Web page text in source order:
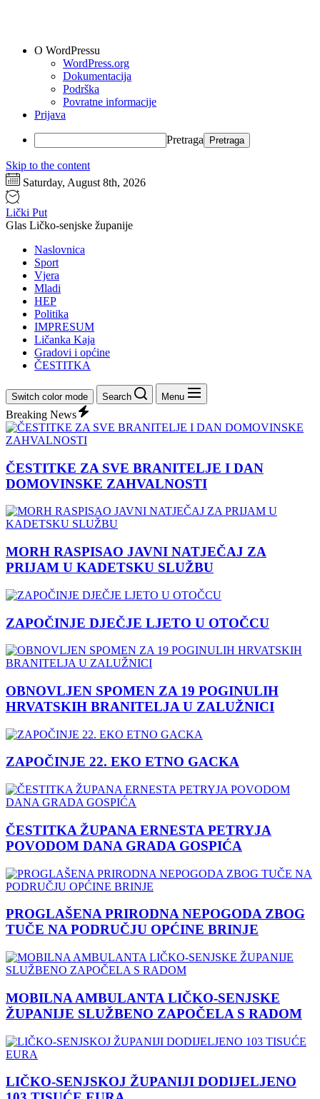
O WordPressu
WordPress.org
Dokumentacija
Podrška
Povratne informacije
Prijava
Pretraga
Skip to the content
Saturday, August 8th, 2026
Lički Put
Glas Ličko-senjske županije
Naslovnica
Sport
Vjera
Mladi
HEP
Politika
IMPRESUM
Ličanka Kaja
Gradovi i općine
ČESTITKA
Switch color mode Search Menu
Breaking News
ČESTITKE ZA SVE BRANITELJE I DAN
DOMOVINSKE ZAHVALNOSTI
MORH RASPISAO JAVNI NATJEČAJ ZA
PRIJAM U KADETSKU SLUŽBU
ZAPOČINJE DJEČJE LJETO U OTOČCU
OBNOVLJEN SPOMEN ZA 19 POGINULIH
HRVATSKIH BRANITELJA U ZALUŽNICI
ZAPOČINJE 22. EKO ETNO GACKA
ČESTITKA ŽUPANA ERNESTA PETRYJA
POVODOM DANA GRADA GOSPIĆA
PROGLAŠENA PRIRODNA NEPOGODA ZBOG
TUČE NA PODRUČJU OPĆINE BRINJE
MOBILNA AMBULANTA LIČKO-SENJSKE
ŽUPANIJE SLUŽBENO ZAPOČELA S RADOM
LIČKO-SENJSKOJ ŽUPANIJI DODIJELJENO